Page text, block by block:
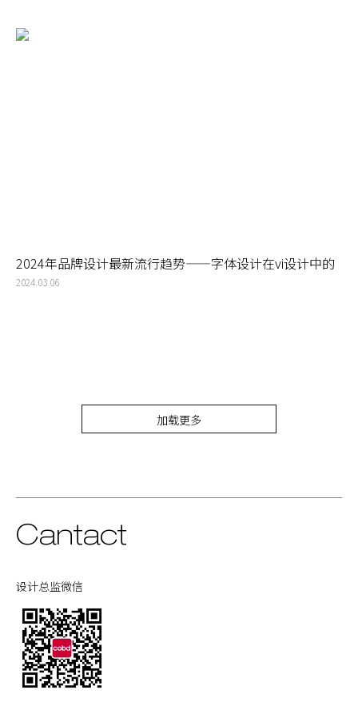
2024年品牌设计最新流行趋势——字体设计在vi设计中的
应用
2024.03.06
加载更多
Cantact
设计总监微信